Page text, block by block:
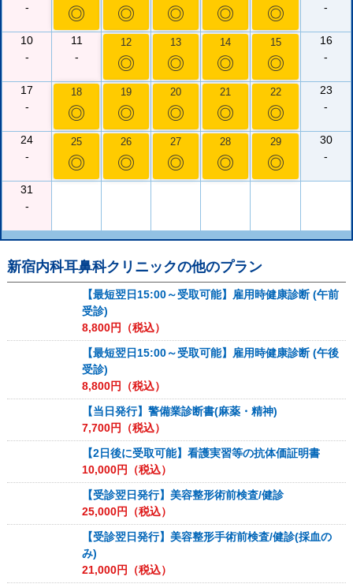
-
◎ ◎ ◎ ◎ ◎
-
10
-
11
-
12
◎
13
◎
14
◎
15
◎
16
-
17
-
18
◎
19
◎
20
◎
21
◎
22
◎
23
-
24
-
25
◎
26
◎
27
◎
28
◎
29
◎
30
-
31
-
新宿内科耳鼻科クリニックの他のプラン
【最短翌日15:00～受取可能】雇用時健康診断 (午前
受診)
8,800円（税込）
【最短翌日15:00～受取可能】雇用時健康診断 (午後
受診)
8,800円（税込）
【当日発行】警備業診断書(麻薬・精神)
7,700円（税込）
【2日後に受取可能】看護実習等の抗体価証明書
10,000円（税込）
【受診翌日発行】美容整形術前検査/健診
25,000円（税込）
【受診翌日発行】美容整形手術前検査/健診(採血の
み)
21,000円（税込）